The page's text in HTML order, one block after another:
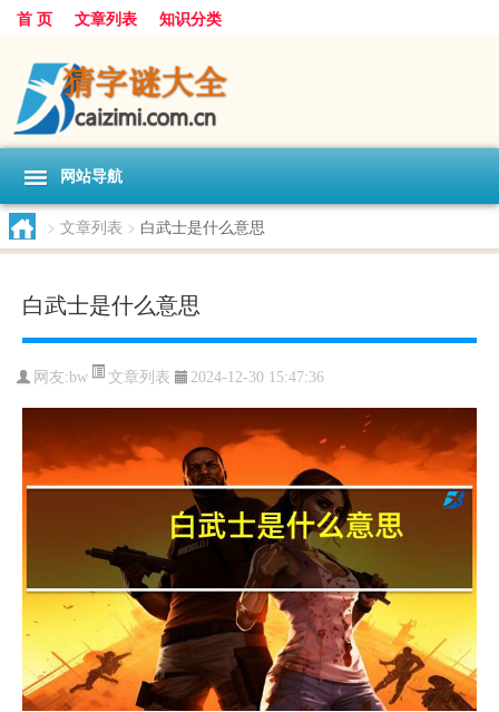
首 页 文章列表 知识分类
网站导航
> 文章列表 > 白武士是什么意思
白武士是什么意思
网友:bw 文章列表 2024-12-30 15:47:36